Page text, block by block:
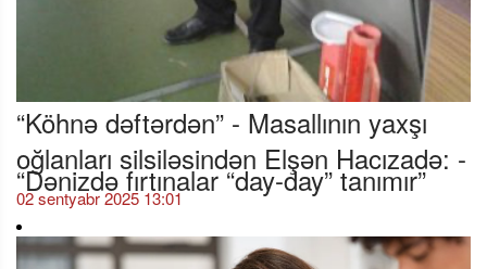
“Köhnə dəftərdən” - Masallının yaxşı
oğlanları silsiləsindən Elşən Hacızadə: -
“Dənizdə fırtınalar “day-day” tanımır”
02 sentyabr 2025 13:01